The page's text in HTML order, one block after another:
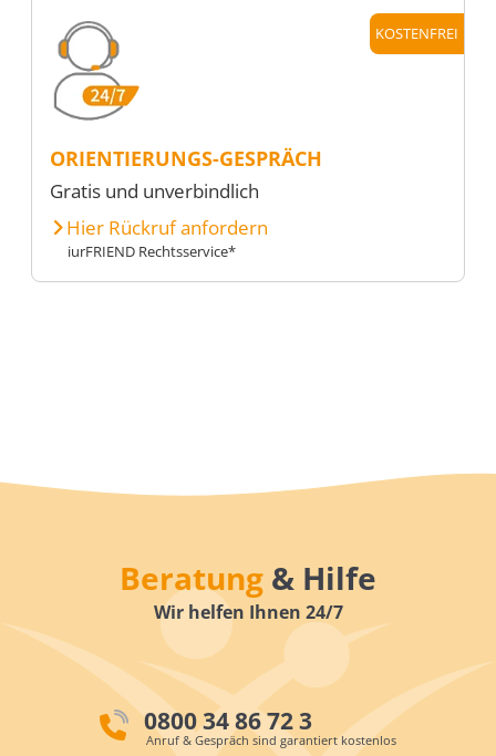
KOSTENFREI
ORIENTIERUNGS-GESPRÄCH
Gratis und unverbindlich
Hier Rückruf anfordern
iurFRIEND Rechtsservice*
Beratung & Hilfe
Wir helfen Ihnen 24/7
0800 34 86 72 3
Anruf & Gespräch sind garantiert kostenlos